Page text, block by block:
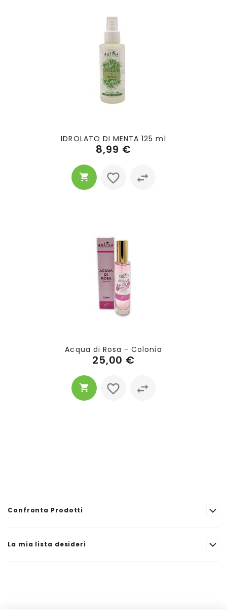
IDROLATO DI MENTA 125 ml
8,99 €
Acqua di Rosa - Colonia
25,00 €
Confronta Prodotti
La mia lista desideri